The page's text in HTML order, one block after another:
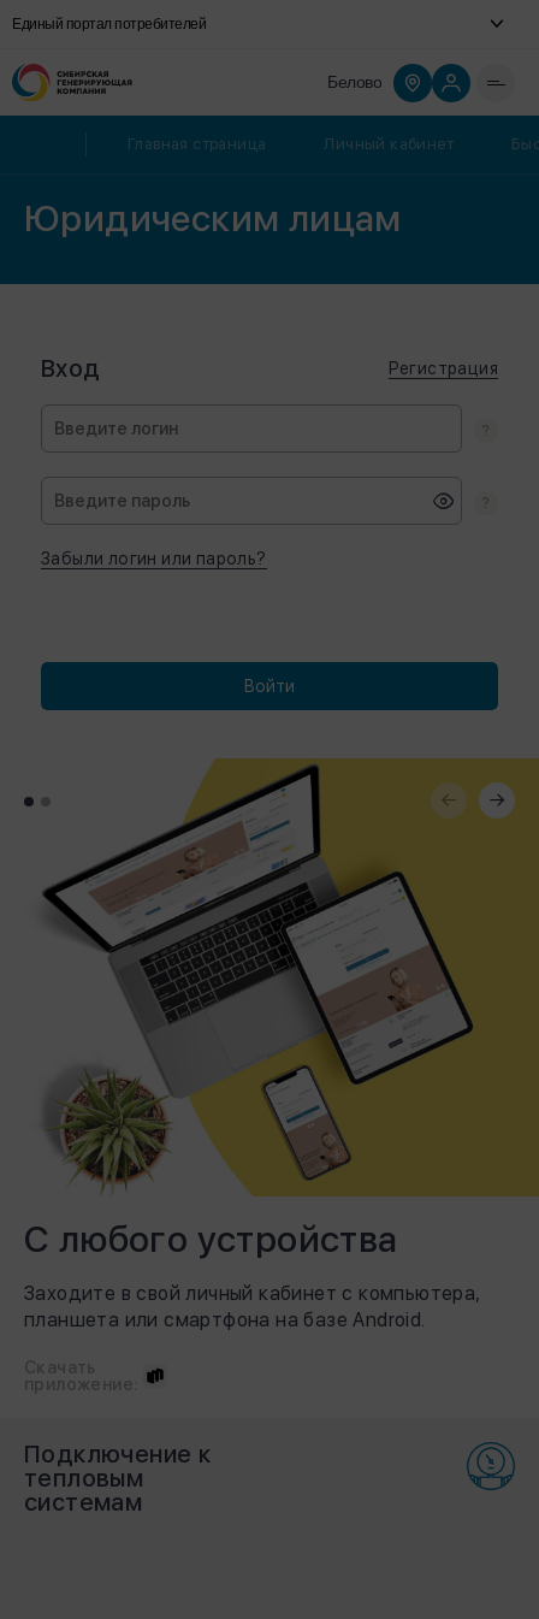
Единый портал потребителей
Белово
Главная страница Личный кабинет
Юридическим лицам
С любого устройства
Заходите в свой личный кабинет с компьютера,
планшета или смартфона на базе Android.
Скачать
приложение:
Вход Регистрация
Забыли логин или пароль?
Войти
Подключение к
тепловым
системам